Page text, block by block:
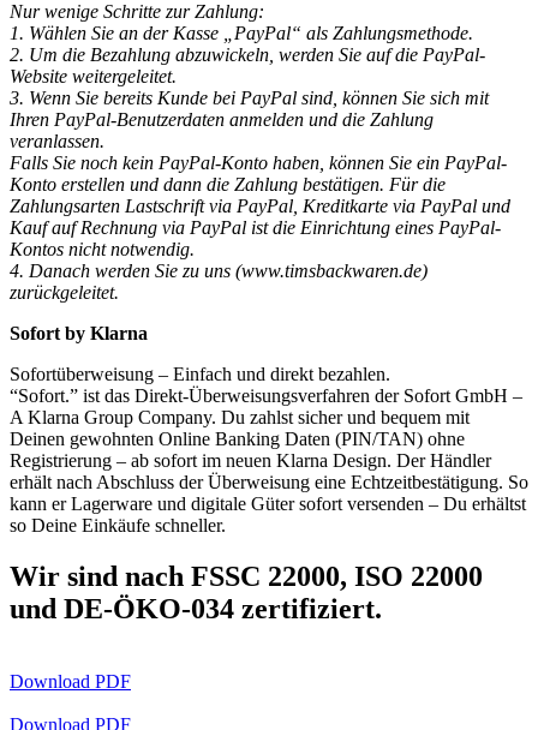
Nur wenige Schritte zur Zahlung:
1. Wählen Sie an der Kasse „PayPal“ als Zahlungsmethode.
2. Um die Bezahlung abzuwickeln, werden Sie auf die PayPal-
Website weitergeleitet.
3. Wenn Sie bereits Kunde bei PayPal sind, können Sie sich mit
Ihren PayPal-Benutzerdaten anmelden und die Zahlung
veranlassen.
Falls Sie noch kein PayPal-Konto haben, können Sie ein PayPal-
Konto erstellen und dann die Zahlung bestätigen. Für die
Zahlungsarten Lastschrift via PayPal, Kreditkarte via PayPal und
Kauf auf Rechnung via PayPal ist die Einrichtung eines PayPal-
Kontos nicht notwendig.
4. Danach werden Sie zu uns (www.timsbackwaren.de)
zurückgeleitet.
Sofort by Klarna
Sofortüberweisung – Einfach und direkt bezahlen.
“Sofort.” ist das Direkt-Überweisungsverfahren der Sofort GmbH –
A Klarna Group Company. Du zahlst sicher und bequem mit
Deinen gewohnten Online Banking Daten (PIN/TAN) ohne
Registrierung – ab sofort im neuen Klarna Design. Der Händler
erhält nach Abschluss der Überweisung eine Echtzeitbestätigung. So
kann er Lagerware und digitale Güter sofort versenden – Du erhältst
so Deine Einkäufe schneller.
Wir sind nach FSSC 22000, ISO 22000
und DE-ÖKO-034 zertifiziert.
Download PDF
Download PDF